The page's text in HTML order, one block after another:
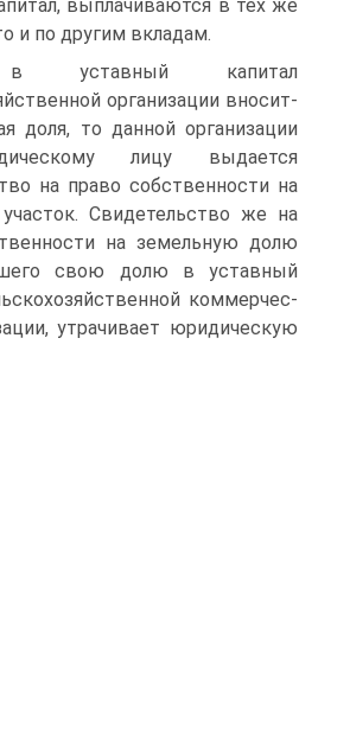
вы­плачиваются в тех же
и по другим вкладам.
уставный капитал
организации вносит­
доля, то данной организации
лицу вы­дается
на право собственности на
Свидетельство же на
на земельную долю
свою долю в уставный
коммерчес­
утрачивает юридическую